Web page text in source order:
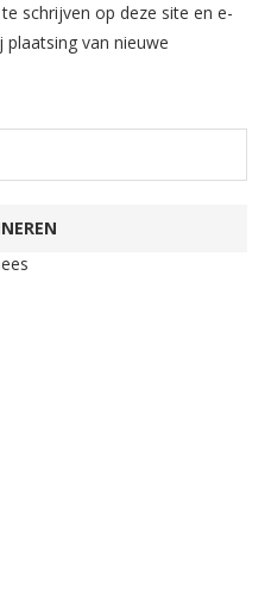
schrijven op deze site en e-
van nieuwe